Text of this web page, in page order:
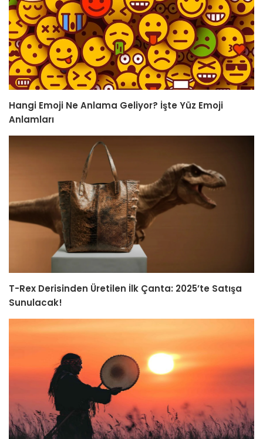
Hangi Emoji Ne Anlama Geliyor? İşte Yüz Emoji
Anlamları
T-Rex Derisinden Üretilen İlk Çanta: 2025’te Satışa
Sunulacak!